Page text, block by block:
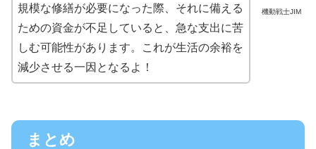
機動戦士JIM
規模な修繕が必要になった際、それに備える
ための資金が不足していると、急な支出に苦
しむ可能性があります。これが生活の余裕を
減少させる一因となるよ！
まとめ